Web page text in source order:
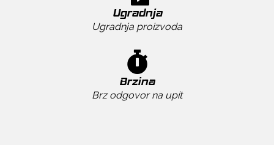
Ugradnja
Ugradnja proizvoda
Brzina
Brz odgovor na upit